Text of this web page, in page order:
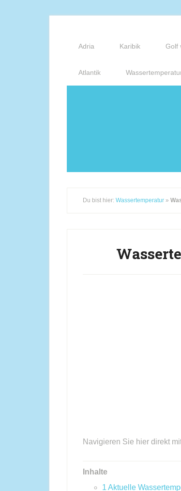
Adria Karibik Golf
Atlantik
Du bist hier: Wassertemperatur »
Navigieren Sie hier direkt
Inhalte
1 Aktuelle